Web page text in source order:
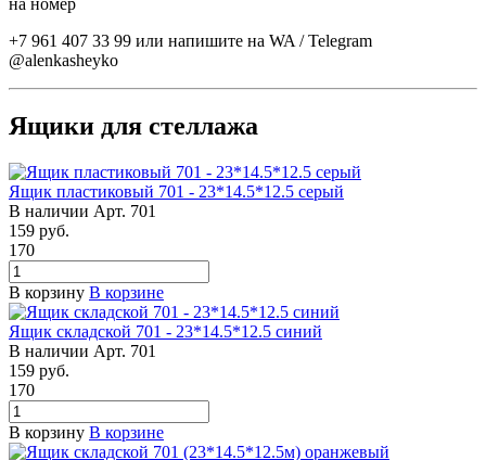
+7 961 407 33 99 или напишите на WA / Telegram
@alenkasheyko
Ящики для стеллажа
Ящик пластиковый 701 - 23*14.5*12.5 серый
В наличии Арт. 701
159 руб.
170
В корзину В корзине
Ящик складской 701 - 23*14.5*12.5 синий
В наличии Арт. 701
159 руб.
170
В корзину В корзине